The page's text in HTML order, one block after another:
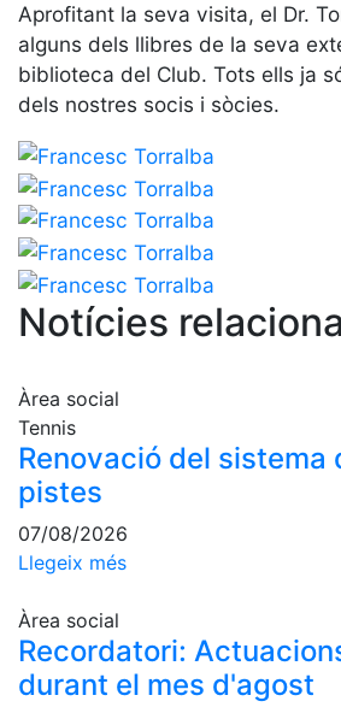
Històric
del
Campionat
Social
Normativa
Pàdel
Escola de
Pàdel
Campionat
Quadres
Quadre
d'Honor
Històric
del
Campionat
Normativa
Altres esports
Aprofitant la seva visita, el Dr.
alguns dels llibres de la seva
biblioteca del Club. Tots ells ja
dels nostres socis i sòcies.
Notícies
Àrea social
Tennis
Renovació del sistema
pistes
07/08/2026
Llegeix més
Àrea social
Recordatori:
durant el mes d'agost